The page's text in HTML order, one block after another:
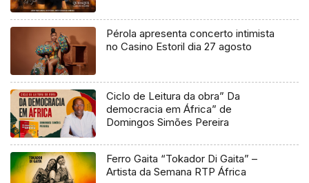
Pérola apresenta concerto intimista
no Casino Estoril dia 27 agosto
Ciclo de Leitura da obra” Da
democracia em África” de
Domingos Simões Pereira
Ferro Gaita “Tokador Di Gaita” –
Artista da Semana RTP África